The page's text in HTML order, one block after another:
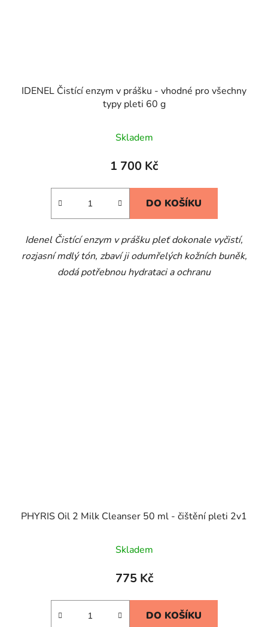
IDENEL Čistící enzym v prášku - vhodné pro všechny
typy pleti 60 g
Skladem
1 700 Kč
DO KOŠÍKU
Idenel Čistící enzym v prášku pleť dokonale vyčistí,
rozjasní mdlý tón, zbaví ji odumřelých kožních buněk,
dodá potřebnou hydrataci a ochranu
PHYRIS Oil 2 Milk Cleanser 50 ml - čištění pleti 2v1
Skladem
775 Kč
DO KOŠÍKU